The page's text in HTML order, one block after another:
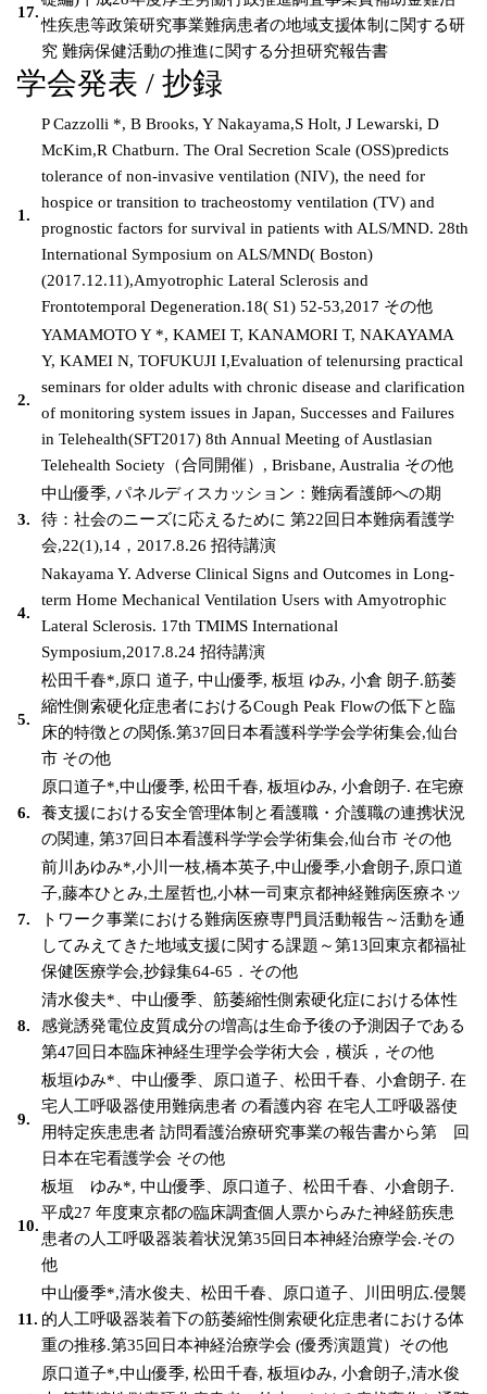
17.
性疾患等政策研究事業難病患者の地域支援体制に関する研
究 難病保健活動の推進に関する分担研究報告書
学会発表 / 抄録
1.
P Cazzolli *, B Brooks, Y Nakayama,S Holt, J Lewarski, D
McKim,R Chatburn. The Oral Secretion Scale (OSS)predicts
tolerance of non-invasive ventilation (NIV), the need for
hospice or transition to tracheostomy ventilation (TV) and
prognostic factors for survival in patients with ALS/MND. 28th
International Symposium on ALS/MND( Boston)
(2017.12.11),Amyotrophic Lateral Sclerosis and
Frontotemporal Degeneration.18( S1) 52-53,2017 その他
2.
YAMAMOTO Y *, KAMEI T, KANAMORI T, NAKAYAMA
Y, KAMEI N, TOFUKUJI I,Evaluation of telenursing practical
seminars for older adults with chronic disease and clarification
of monitoring system issues in Japan, Successes and Failures
in Telehealth(SFT2017) 8th Annual Meeting of Austlasian
Telehealth Society（合同開催）, Brisbane, Australia その他
3.
中山優季, パネルディスカッション：難病看護師への期
待：社会のニーズに応えるために 第22回日本難病看護学
会,22(1),14，2017.8.26 招待講演
4.
Nakayama Y. Adverse Clinical Signs and Outcomes in Long-
term Home Mechanical Ventilation Users with Amyotrophic
Lateral Sclerosis. 17th TMIMS International
Symposium,2017.8.24 招待講演
5.
松田千春*,原口 道子, 中山優季, 板垣 ゆみ, 小倉 朗子.筋萎
縮性側索硬化症患者におけるCough Peak Flowの低下と臨
床的特徴との関係.第37回日本看護科学学会学術集会,仙台
市 その他
6.
原口道子*,中山優季, 松田千春, 板垣ゆみ, 小倉朗子. 在宅療
養支援における安全管理体制と看護職・介護職の連携状況
の関連, 第37回日本看護科学学会学術集会,仙台市 その他
7.
前川あゆみ*,小川一枝,橋本英子,中山優季,小倉朗子,原口道
子,藤本ひとみ,土屋哲也,小林一司東京都神経難病医療ネッ
トワーク事業における難病医療専門員活動報告～活動を通
してみえてきた地域支援に関する課題～第13回東京都福祉
保健医療学会,抄録集64-65．その他
8.
清水俊夫*、中山優季、筋萎縮性側索硬化症における体性
感覚誘発電位皮質成分の増高は生命予後の予測因子である
第47回日本臨床神経生理学会学術大会，横浜，その他
9.
板垣ゆみ*、中山優季、原口道子、松田千春、小倉朗子. 在
宅人工呼吸器使用難病患者 の看護内容 在宅人工呼吸器使
用特定疾患患者 訪問看護治療研究事業の報告書から第 回
日本在宅看護学会 その他
10.
板垣 ゆみ*, 中山優季、原口道子、松田千春、小倉朗子.
平成27 年度東京都の臨床調査個人票からみた神経筋疾患
患者の人工呼吸器装着状況第35回日本神経治療学会.その
他
11.
中山優季*,清水俊夫、松田千春、原口道子、川田明広.侵襲
的人工呼吸器装着下の筋萎縮性側索硬化症患者における体
重の推移.第35回日本神経治療学会 (優秀演題賞）その他
原口道子*,中山優季, 松田千春, 板垣ゆみ, 小倉朗子,清水俊